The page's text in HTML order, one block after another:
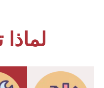
لماذا